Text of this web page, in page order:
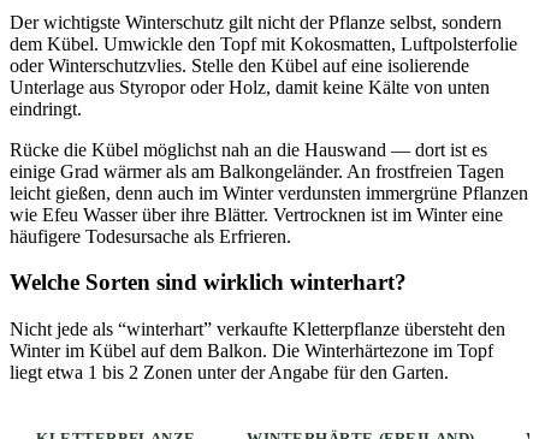
Der wichtigste Winterschutz gilt nicht der Pflanze selbst, sondern
dem Kübel. Umwickle den Topf mit Kokosmatten, Luftpolsterfolie
oder Winterschutzvlies. Stelle den Kübel auf eine isolierende
Unterlage aus Styropor oder Holz, damit keine Kälte von unten
eindringt.
Rücke die Kübel möglichst nah an die Hauswand — dort ist es
einige Grad wärmer als am Balkongeländer. An frostfreien Tagen
leicht gießen, denn auch im Winter verdunsten immergrüne Pflanzen
wie Efeu Wasser über ihre Blätter. Vertrocknen ist im Winter eine
häufigere Todesursache als Erfrieren.
Welche Sorten sind wirklich winterhart?
Nicht jede als “winterhart” verkaufte Kletterpflanze übersteht den
Winter im Kübel auf dem Balkon. Die Winterhärtezone im Topf
liegt etwa 1 bis 2 Zonen unter der Angabe für den Garten.